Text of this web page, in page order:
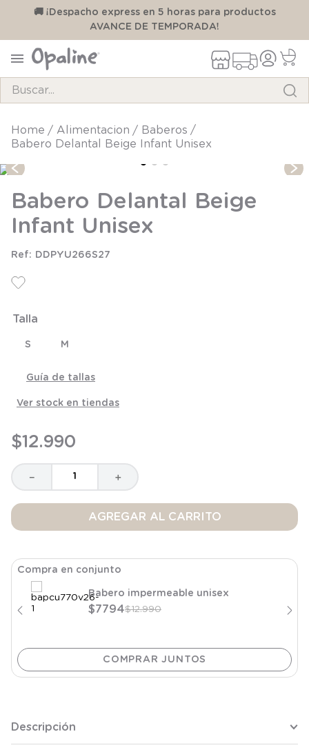
🚚 ¡Despacho express en 5 horas para productos
AVANCE DE TEMPORADA!
alimentacion
baberos
Babero Delantal Beige Infant Unisex
Babero Delantal Beige
Infant Unisex
DDPYU266S27
Talla
S M
Guía de tallas
Ver stock en tiendas
$12.990
＋
－
AGREGAR AL CARRITO
Compra en conjunto
Babero impermeable unisex
$7794$12.990
Descripción
TÉRMINOS MÁS BUSCADOS
3.
zapatillas
4.
body
5
manta
8.
9.
saco